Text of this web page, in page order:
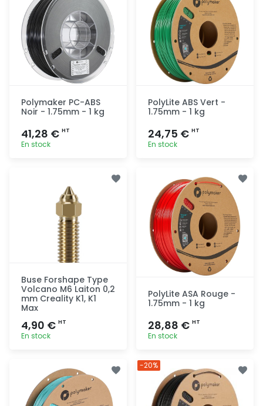
Polymaker PC-ABS
Noir - 1.75mm - 1 kg
41,28 € HT
En stock
PolyLite ABS Vert -
1.75mm - 1 kg
24,75 € HT
En stock
rapide
Buse Forshape Type
Volcano M6 Laiton 0,2
mm Creality K1, K1
Max
4,90 € HT
En stock
rapide
PolyLite ASA Rouge -
1.75mm - 1 kg
28,88 € HT
En stock
rapide
-20%